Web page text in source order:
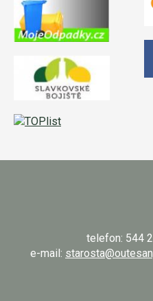
telefon: 544
e-mail: